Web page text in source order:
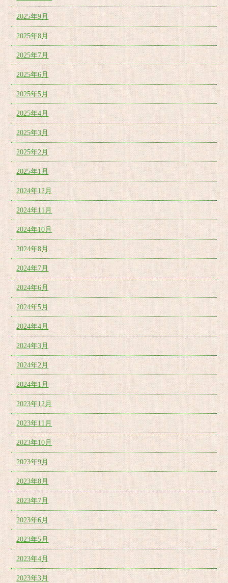
2025年9月
2025年8月
2025年7月
2025年6月
2025年5月
2025年4月
2025年3月
2025年2月
2025年1月
2024年12月
2024年11月
2024年10月
2024年8月
2024年7月
2024年6月
2024年5月
2024年4月
2024年3月
2024年2月
2024年1月
2023年12月
2023年11月
2023年10月
2023年9月
2023年8月
2023年7月
2023年6月
2023年5月
2023年4月
2023年3月